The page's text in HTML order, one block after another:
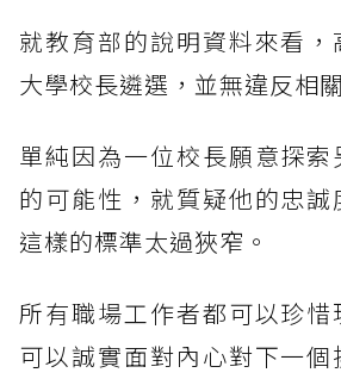
就教育部的說明資料來看
大學校長遴選，並無違反相
單純因為一位校長願意探
的可能性，就質疑他的忠
這樣的標準太過狹窄。
所有職場工作者都可以珍
可以誠實面對內心對下一